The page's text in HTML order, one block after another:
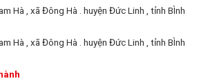
Hà , xã Đông Hà . huyện Đức Linh , tỉnh BÌnh
Hà , xã Đông Hà . huyện Đức Linh , tỉnh BÌnh